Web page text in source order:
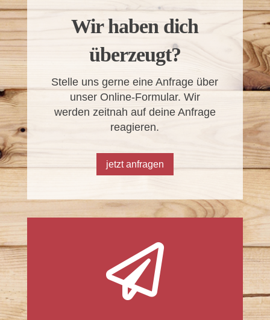
Wir haben dich
überzeugt?
Stelle uns gerne eine Anfrage über
unser Online-Formular. Wir
werden zeitnah auf deine Anfrage
reagieren.
jetzt anfragen
